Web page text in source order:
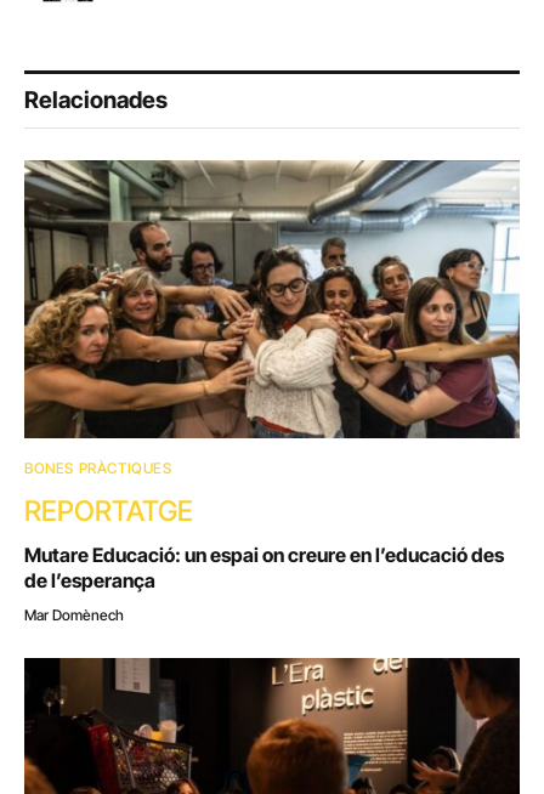
Relacionades
BONES PRÀCTIQUES
REPORTATGE
Mutare Educació: un espai on creure en l’educació des
de l’esperança
Mar Domènech